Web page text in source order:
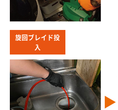
旋回ブレイド投
入